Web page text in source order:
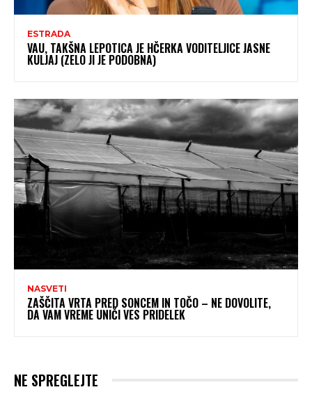
ESTRADA
VAU, TAKŠNA LEPOTICA JE HČERKA VODITELJICE JASNE
KULJAJ (ZELO JI JE PODOBNA)
NASVETI
ZAŠČITA VRTA PRED SONCEM IN TOČO – NE DOVOLITE,
DA VAM VREME UNIČI VES PRIDELEK
NE SPREGLEJTE